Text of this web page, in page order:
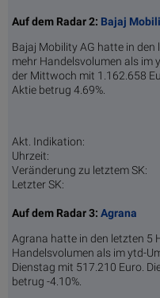
Auf dem Radar 2: Bajaj
Bajaj Mobility AG hatte in
mehr Handelsvolumen als im
der Mittwoch mit 1.162.658
Aktie betrug 4.69%.
Akt. Indikation:
Uhrzeit:
Veränderung zu letztem SK:
Letzter SK:
Auf dem Radar 3: Agrana
Agrana hatte in den letzten 5
Handelsvolumen als im ytd-
Dienstag mit 517.210 Euro.
betrug -4.10%.